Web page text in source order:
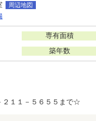
周辺地図
専有面積
築年数
１１－５６５５まで☆